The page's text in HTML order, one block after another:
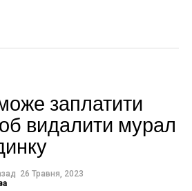
отставать от своего
заплатити
видалити мурал
26 Травня, 2023